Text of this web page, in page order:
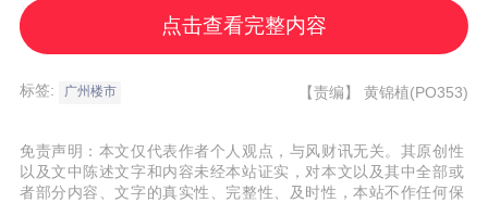
域中高人气、高认同的改善必买榜。
明牌地段：共建共荣白鹅潭，助力价值升级
世界级商圈白鹅潭风头正劲，左手人文烟火
气，右手潮流国际范，潮聚世界目光。
点击查看完整内容
标签: 广州楼市 【责编】 黄锦植(PO353)
免责声明：本文仅代表作者个人观点，与风财讯无关。其原创性
以及文中陈述文字和内容未经本站证实，对本文以及其中全部或
者部分内容、文字的真实性、完整性、及时性，本站不作任何保